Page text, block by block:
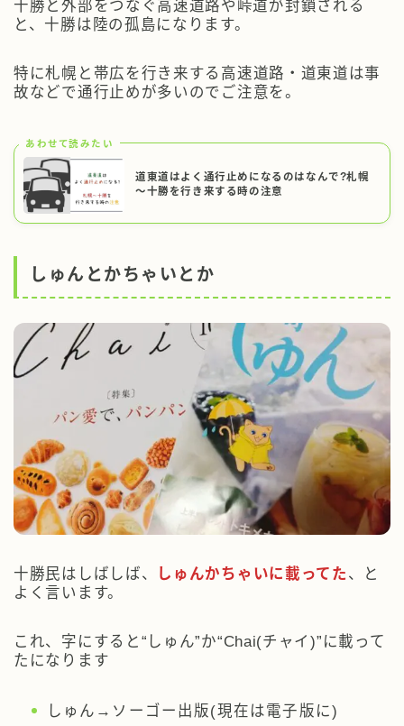
十勝と外部をつなぐ高速道路や峠道が封鎖される
と、十勝は陸の孤島になります。
特に札幌と帯広を行き来する 高速道路・道東道は事
故などで通行止めが多い のでご注意を。
あわせて読みたい
道東道はよく通行止めになるのはなんで?札幌
～十勝を行き来する時の注意
しゅんとかちゃいとか
十勝民はしばしば、 しゅんかちゃいに載ってた 、と
よく言います。
これ、字にすると “しゅん”か“Chai(チャイ)”に載って
た になります
しゅん→ソーゴー出版(現在は電子版に)